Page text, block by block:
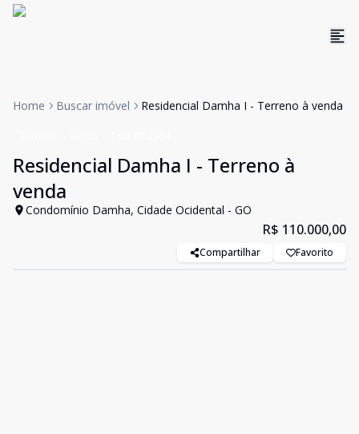
Home Buscar imóvel Residencial Damha I - Terreno à venda
Residencial Damha I - Terreno à
venda
Condomínio Damha, Cidade Ocidental - GO
R$ 110.000,00
Compartilhar Favorito